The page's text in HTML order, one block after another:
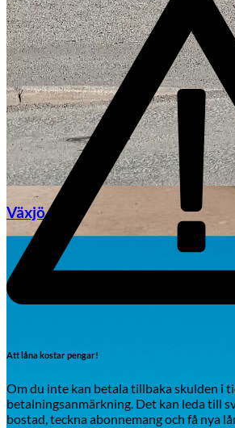
Mazda
Byte av vindruta
Växjö
Att låna kostar pengar!
Om du inte kan betala tillbaka skulden i
betalningsanmärkning. Det kan leda till
bostad, teckna abonnemang och få nya